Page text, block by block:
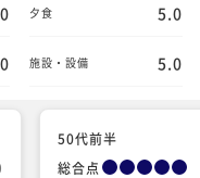
夕食 5.0
施設・設備 5.0
50代前半
総合点